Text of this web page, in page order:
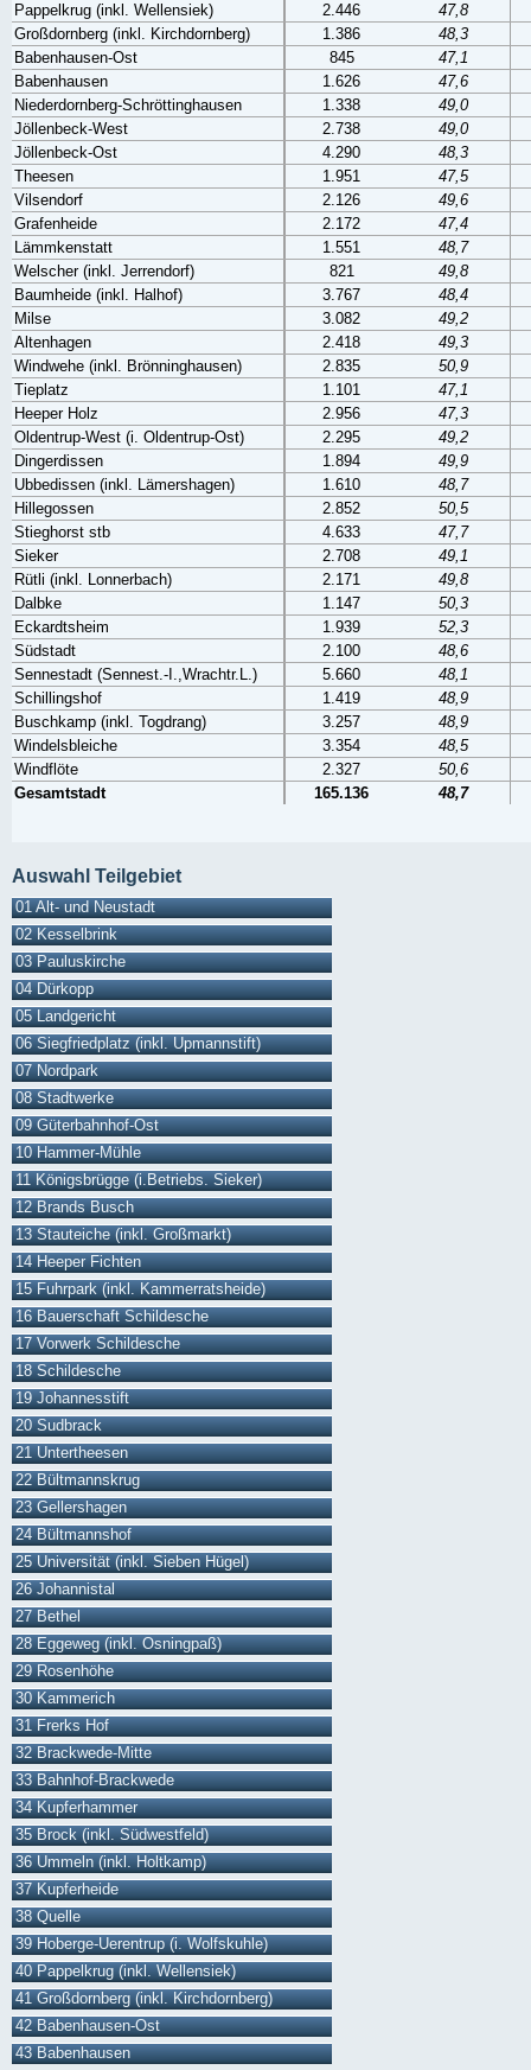
Pappelkrug (inkl. Wellensiek)
2.446
47,8
Großdornberg (inkl. Kirchdornberg)
1.386
48,3
Babenhausen-Ost
845
47,1
Babenhausen
1.626
47,6
Niederdornberg-Schröttinghausen
1.338
49,0
Jöllenbeck-West
2.738
49,0
Jöllenbeck-Ost
4.290
48,3
Theesen
1.951
47,5
Vilsendorf
2.126
49,6
Grafenheide
2.172
47,4
Lämmkenstatt
1.551
48,7
Welscher (inkl. Jerrendorf)
821
49,8
Baumheide (inkl. Halhof)
3.767
48,4
Milse
3.082
49,2
Altenhagen
2.418
49,3
Windwehe (inkl. Brönninghausen)
2.835
50,9
Tieplatz
1.101
47,1
Heeper Holz
2.956
47,3
Oldentrup-West (i. Oldentrup-Ost)
2.295
49,2
Dingerdissen
1.894
49,9
Ubbedissen (inkl. Lämershagen)
1.610
48,7
Hillegossen
2.852
50,5
Stieghorst stb
4.633
47,7
Sieker
2.708
49,1
Rütli (inkl. Lonnerbach)
2.171
49,8
Dalbke
1.147
50,3
Eckardtsheim
1.939
52,3
Südstadt
2.100
48,6
Sennestadt (Sennest.-I.,Wrachtr.L.)
5.660
48,1
Schillingshof
1.419
48,9
Buschkamp (inkl. Togdrang)
3.257
48,9
Windelsbleiche
3.354
48,5
Windflöte
2.327
50,6
Gesamtstadt
165.136 48,7
Auswahl Teilgebiet
01 Alt- und Neustadt
02 Kesselbrink
03 Pauluskirche
04 Dürkopp
05 Landgericht
06 Siegfriedplatz (inkl. Upmannstift)
07 Nordpark
08 Stadtwerke
09 Güterbahnhof-Ost
10 Hammer-Mühle
11 Königsbrügge (i.Betriebs. Sieker)
12 Brands Busch
13 Stauteiche (inkl. Großmarkt)
14 Heeper Fichten
15 Fuhrpark (inkl. Kammerratsheide)
16 Bauerschaft Schildesche
17 Vorwerk Schildesche
18 Schildesche
19 Johannesstift
20 Sudbrack
21 Untertheesen
22 Bültmannskrug
23 Gellershagen
24 Bültmannshof
25 Universität (inkl. Sieben Hügel)
26 Johannistal
27 Bethel
28 Eggeweg (inkl. Osningpaß)
29 Rosenhöhe
30 Kammerich
31 Frerks Hof
32 Brackwede-Mitte
33 Bahnhof-Brackwede
34 Kupferhammer
35 Brock (inkl. Südwestfeld)
36 Ummeln (inkl. Holtkamp)
37 Kupferheide
38 Quelle
39 Hoberge-Uerentrup (i. Wolfskuhle)
40 Pappelkrug (inkl. Wellensiek)
41 Großdornberg (inkl. Kirchdornberg)
42 Babenhausen-Ost
43 Babenhausen